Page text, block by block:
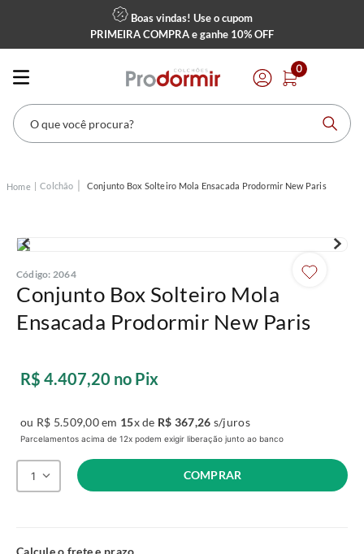
Boas vindas! Use o cupom
PRIMEIRA COMPRAe ganhe 10% OFF
0
O que você procura?
Colchão Conjunto Box Solteiro Mola Ensacada Prodormir New Paris
Código: 2064
Conjunto Box Solteiro Mola
Ensacada Prodormir New Paris
R$ 4.407,20 no Pix
ou R$ 5.509,00em 15x de R$ 367,26 s/juros
Parcelamentos acima de 12x podem exigir liberação junto ao banco
1 COMPRAR